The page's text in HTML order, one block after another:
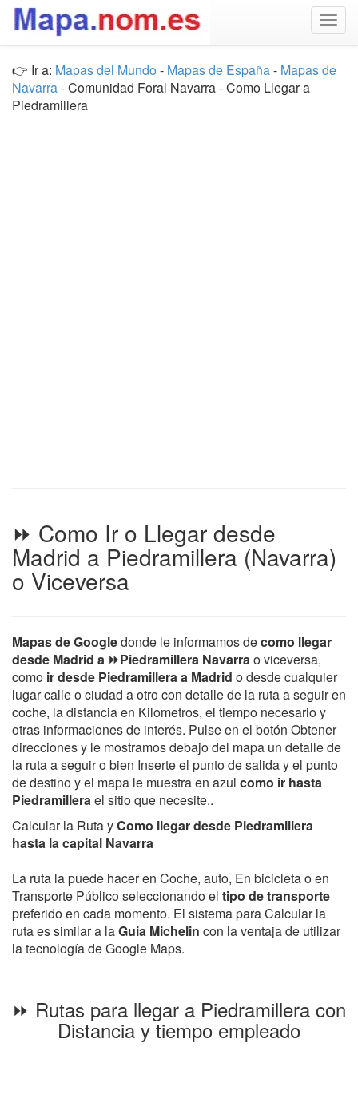
👉 Ir a: Mapas del Mundo - Mapas de España- Mapas de
Navarra- Comunidad Foral Navarra - Como Llegar a
Piedramillera
⏩ Como Ir o Llegar desde
Madrid a Piedramillera (Navarra)
o Viceversa
Mapas de Googledonde le informamos decomo llegar
desde Madrid a ⏩Piedramillera Navarrao viceversa,
como ir desde Piedramillera a Madrid o desde cualquier
lugar calle o ciudad a otro con detalle de la ruta a seguir en
coche, la distancia en Kilometros, el tiempo necesario y
otras informaciones de interés. Pulse en el botón Obtener
direcciones y le mostramos debajo del mapa un detalle de
la ruta a seguir o bien Inserte el punto de salida y el punto
de destino y el mapa le muestra en azul como ir hasta
Piedramillerael sitio que necesite..
Calcular la Ruta yComo llegar desde Piedramillera
hasta la capital Navarra
La ruta la puede hacer en Coche, auto, En bicicleta o en
Transporte Público seleccionando el tipo de transporte
preferido en cada momento. El sistema para Calcular la
ruta es similar a laGuia Michelin con la ventaja de utilizar
la tecnología de Google Maps.
⏩ Rutas para llegar a Piedramillera con
Distancia y tiempo empleado